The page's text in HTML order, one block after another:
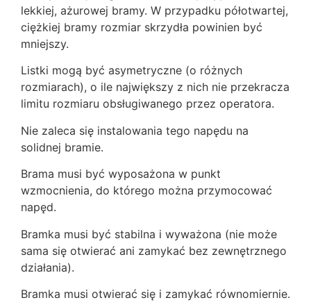
lekkiej, ażurowej bramy. W przypadku półotwartej,
ciężkiej bramy rozmiar skrzydła powinien być
mniejszy.
Listki mogą być asymetryczne (o różnych
rozmiarach), o ile największy z nich nie przekracza
limitu rozmiaru obsługiwanego przez operatora.
Nie zaleca się instalowania tego napędu na
solidnej bramie.
Brama musi być wyposażona w punkt
wzmocnienia, do którego można przymocować
napęd.
Bramka musi być stabilna i wyważona (nie może
sama się otwierać ani zamykać bez zewnętrznego
działania).
Bramka musi otwierać się i zamykać równomiernie.